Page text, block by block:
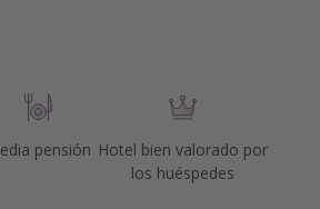
pensión Hotel bien valorado por
los huéspedes